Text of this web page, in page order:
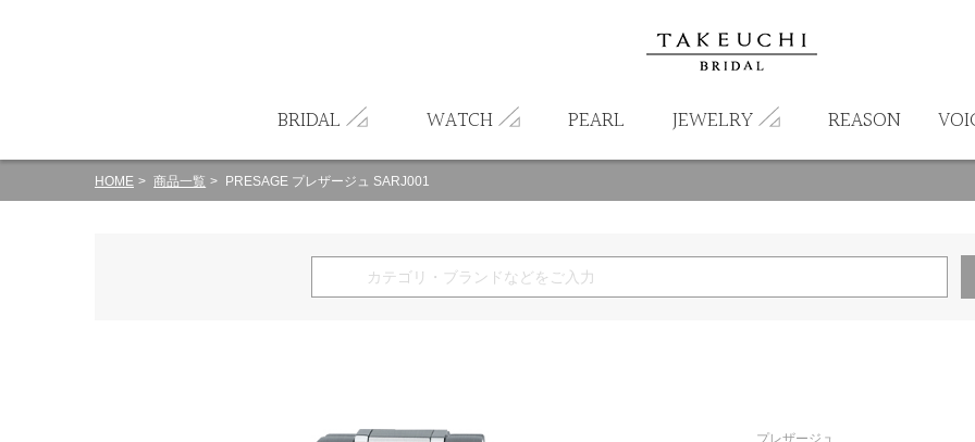
BRIDAL WATCH PEARL JEWELRY REASON
HOME 商品一覧 PRESAGE プレザージュ SARJ001
プレザージュ